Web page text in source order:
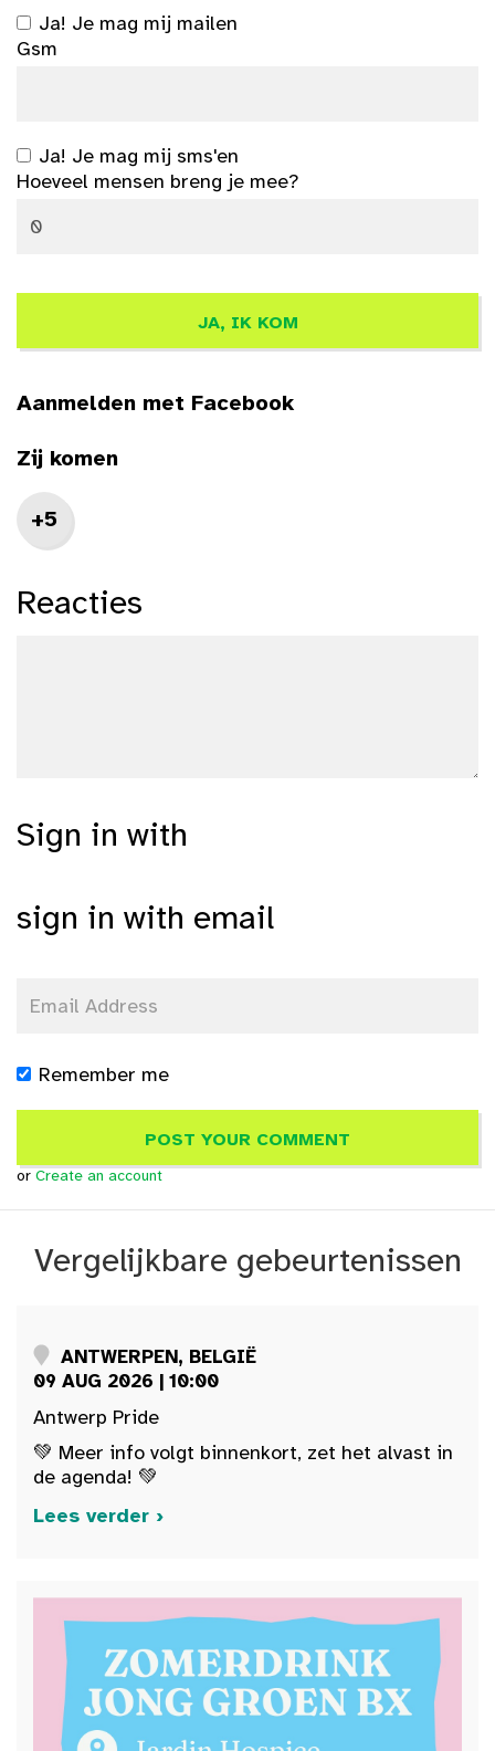
Ja! Je mag mij mailen
Gsm
Ja! Je mag mij sms'en
Hoeveel mensen breng je mee?
Aanmelden met Facebook
Zij komen
+5
Reacties
Sign in with
sign in with email
Remember me
or Create an account
Vergelijkbare gebeurtenissen
ANTWERPEN, BELGIË
09 AUG 2026 | 10:00
Antwerp Pride
💚 Meer info volgt binnenkort, zet het alvast in
de agenda! 💚
Lees verder ›